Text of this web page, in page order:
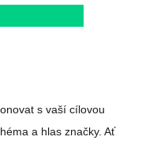
s vaší cílovou
a hlas značky. Ať